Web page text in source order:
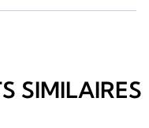
SIMILAIRES